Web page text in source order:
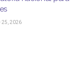
25, 2026